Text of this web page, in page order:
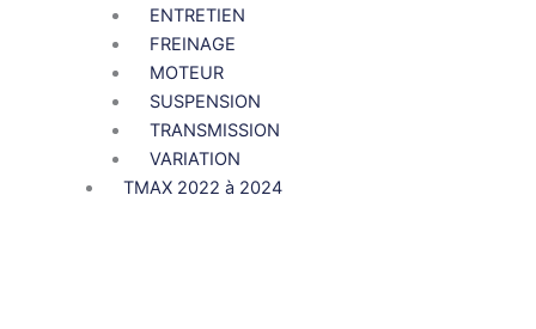
ENTRETIEN
FREINAGE
MOTEUR
SUSPENSION
TRANSMISSION
VARIATION
TMAX 2022 à 2024